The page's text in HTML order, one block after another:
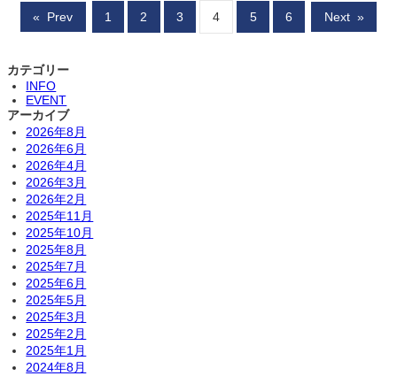
« Prev 1 2 3 4 5 6 Next »
カテゴリー
INFO
EVENT
アーカイブ
2026年8月
2026年6月
2026年4月
2026年3月
2026年2月
2025年11月
2025年10月
2025年8月
2025年7月
2025年6月
2025年5月
2025年3月
2025年2月
2025年1月
2024年8月